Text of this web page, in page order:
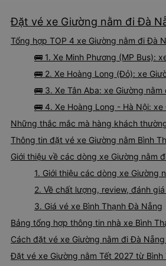
Đặt vé xe Giường nằm đi Đà
Tổng hợp TOP 4 xe Giường nằm đi Đà
🚌 1. Xe Minh Phương (MP Bus):
🚌 2. Xe Hoàng Long (Đỏ): xe
🚌 3. Xe Tân Aba: xe Giường
🚌 4. Xe Hoàng Long - Hà Nội:
Những thắc mắc mà hàng khách
Thông tin đặt vé xe Giường nằm Bình
Giới thiệu về các dòng xe Giường nằm
1. Giới thiệu các dòng xe Giường
2. Về chất lượng, review, đánh
3. Giá vé xe Bình Thạnh Đà Nẵng
Bảng tổng hợp thông tin nhà xe Bình
Cách đặt vé xe Giường nằm đi Đà
Đặt vé xe Giường nằm Tết 2027 từ